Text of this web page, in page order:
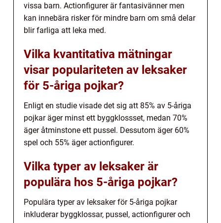
vissa barn. Actionfigurer är fantasivänner men
kan innebära risker för mindre barn om små delar
blir farliga att leka med.
Vilka kvantitativa mätningar
visar populariteten av leksaker
för 5-åriga pojkar?
Enligt en studie visade det sig att 85% av 5-åriga
pojkar äger minst ett byggklossset, medan 70%
äger åtminstone ett pussel. Dessutom äger 60%
spel och 55% äger actionfigurer.
Vilka typer av leksaker är
populära hos 5-åriga pojkar?
Populära typer av leksaker för 5-åriga pojkar
inkluderar byggklossar, pussel, actionfigurer och